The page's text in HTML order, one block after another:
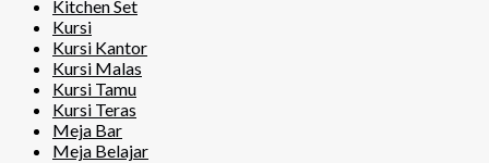
Kitchen Set
Kursi
Kursi Kantor
Kursi Malas
Kursi Tamu
Kursi Teras
Meja Bar
Meja Belajar